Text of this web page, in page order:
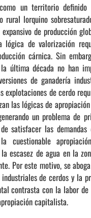
un territorio
lorquino
de producción
lógica de valorización
cárnica. Sin
última década no han
de ganadería
de cerdo
las lógicas de
un problema de
satisfacer las
cuestionable
escasez de agua en la
Por este motivo, se
de cerdos y la
contrasta con la labor de
capitalista.